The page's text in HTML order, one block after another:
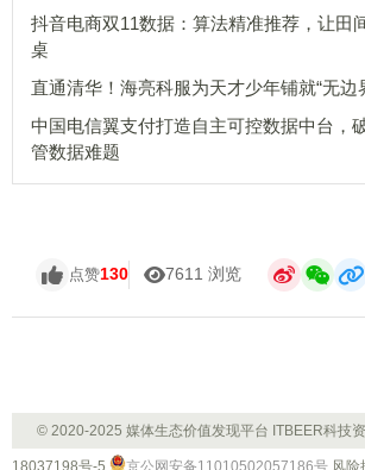
抖音电商双11数据：算法精准推荐，让田
桌
直通清华！海亮科服为天才少年铺就“无边
中国电信翼支付打造自主可控数据中台，
管数据难题
点赞130 7611 浏览
© 2020-2025 媒体生态价值发现平台 ITBEER科技
18037198号-5 京公网安备11010502057186号 风